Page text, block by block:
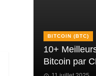
BITCOIN (BTC)
10+
Bitcoin par